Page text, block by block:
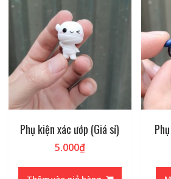
Phụ kiện xác ướp (Giá sỉ)
5.000₫